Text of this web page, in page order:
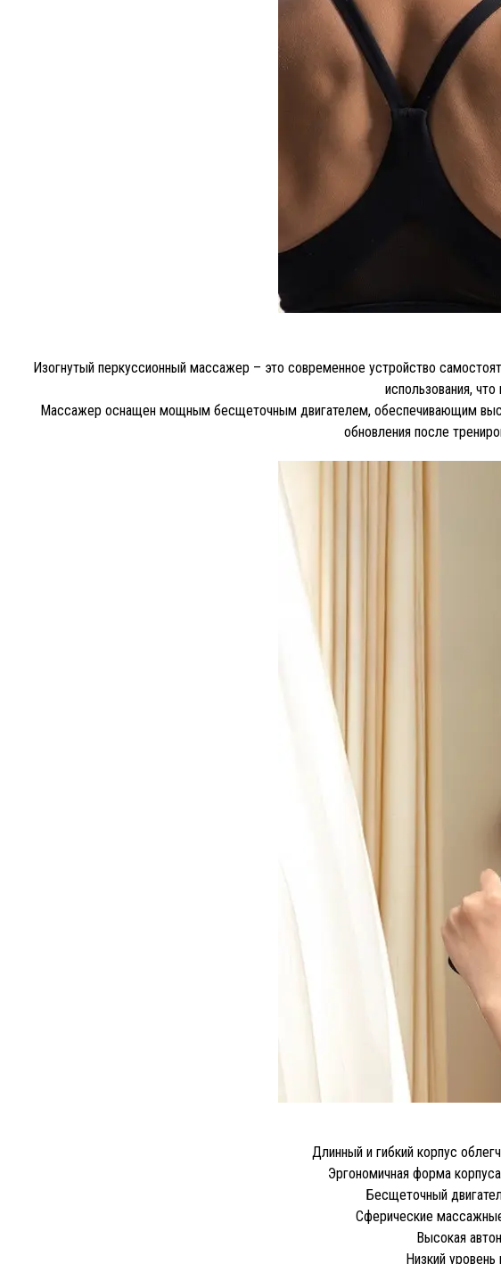
Изогнутый перкуссионный массажер – это современное устройство
использования,
Массажер оснащен мощным бесщеточным двигателем, обеспечивающим
обновления после
Длинный и гибкий корпус
Эргономичная форма
Бесщеточный
Сферические
Высокая
Низкий